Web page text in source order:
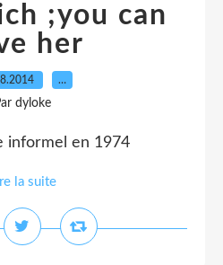
;you can
her
…
dyloke
informel en 1974
la suite